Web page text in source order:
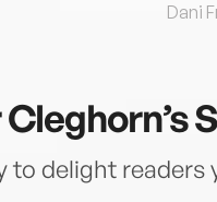
Dani
to delight readers